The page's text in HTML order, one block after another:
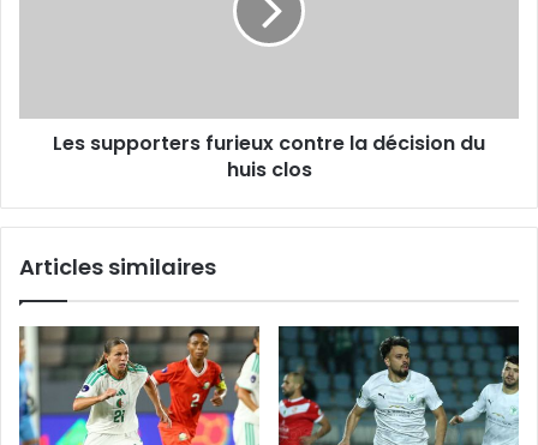
clos
Les supporters furieux contre la décision du
huis clos
Articles similaires